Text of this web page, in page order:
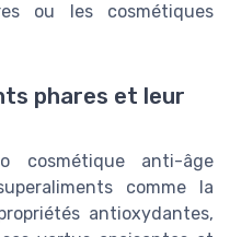
ou les cosmétiques
phares et leur
cosmétique anti-âge
comme la
antioxydantes,